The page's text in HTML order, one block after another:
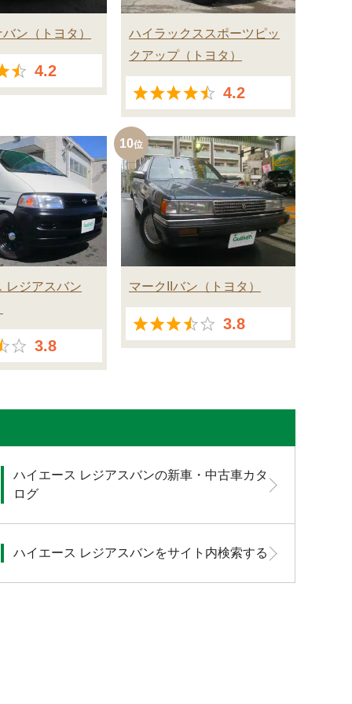
バン トヨタ
4.2
ハイラックススポーツピッ
クアップ
トヨタ
4.2
レジアスバン
3.8
10
マークIIバン トヨタ
3.8
ハイエース レジアスバンの新車・中古車カタ
ログ
ハイエース レジアスバンをサイト内検索する